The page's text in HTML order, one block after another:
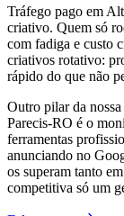
Tráfego pago em
criativo. Quem só
com fadiga e custo
criativos rotativo:
rápido do que não
Outro pilar da
Parecis-RO é o
ferramentas
anunciando no
os superam tanto
competitiva só um